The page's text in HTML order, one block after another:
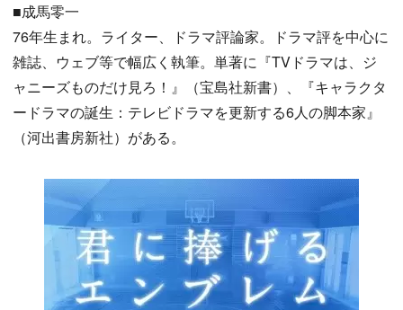
■成馬零一
76年生まれ。ライター、ドラマ評論家。ドラマ評を中心に
雑誌、ウェブ等で幅広く執筆。単著に『TVドラマは、ジ
ャニーズものだけ見ろ！』（宝島社新書）、『キャラクタ
ードラマの誕生：テレビドラマを更新する6人の脚本家』
（河出書房新社）がある。